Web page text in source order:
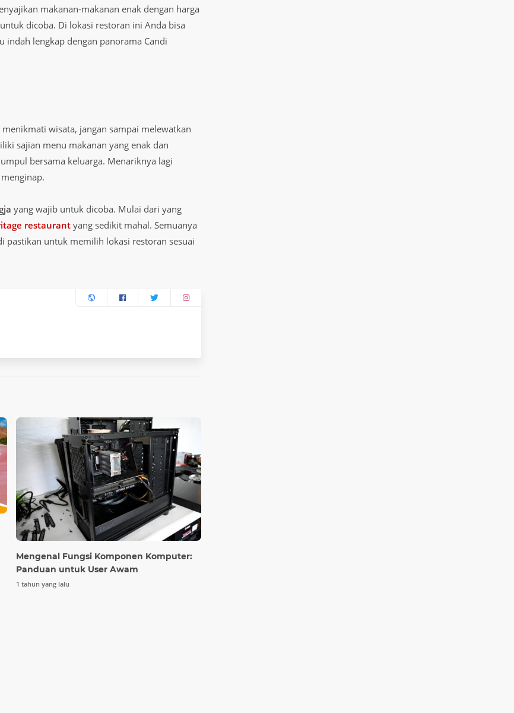
makanan-makanan enak dengan harga
dicoba. Di lokasi restoran ini Anda bisa
indah lengkap dengan panorama Candi
wisata, jangan sampai melewatkan
sajian menu makanan yang enak dan
bersama keluarga. Menariknya lagi
yang wajib untuk dicoba. Mulai dari yang
restaurantyang sedikit mahal. Semuanya
pastikan untuk memilih lokasi restoran sesuai
Mengenal Fungsi Komponen Komputer:
Panduan untuk User Awam
1 tahun yang lalu